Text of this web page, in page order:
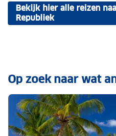
Bekijk hier alle reizen
Republiek
Op zoek naar wat